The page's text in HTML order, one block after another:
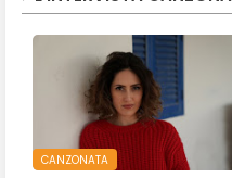
CANZONATA